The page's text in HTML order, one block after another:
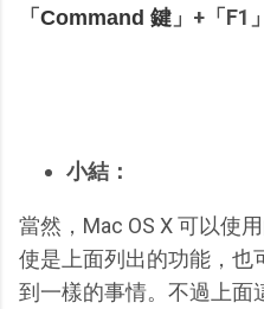
「Command 鍵 」 +「F1
小結：
當然，Mac OS X 可以使
使是上面列出的功能，也
到一樣的事情。不過上面